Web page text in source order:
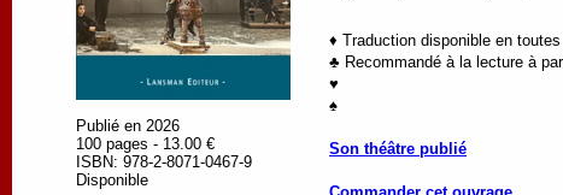
Publié en 2026
100 pages - 13.00 €
ISBN: 978-2-8071-0467-9
Disponible
♦ Traduction disponible en
♣ Recommandé à la lecture à
♥
♠
Son théâtre publié